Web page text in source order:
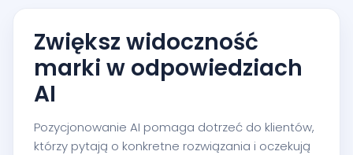
Zwiększ widoczność
marki w odpowiedziach
AI
Pozycjonowanie AI pomaga dotrzeć do klientów,
którzy pytają o konkretne rozwiązania i oczekują